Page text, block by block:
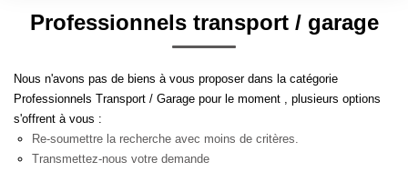
BIENS VENDUS
ESTIMATION
Demandez Votre Estimation À L'agence
Budget max
Plus de critères Créer une alerte
Professionnels transport / garage
Nous n'avons pas de biens à vous proposer dans la catégorie
Professionnels Transport / Garage pour le moment , plusieurs options
s'offrent à vous :
Re-soumettre la recherche avec moins de critères.
Transmettez-nous votre demande